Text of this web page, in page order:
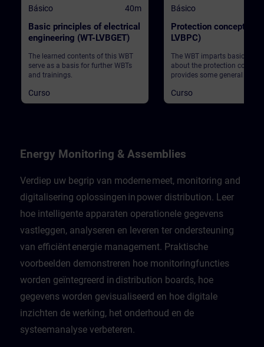
Básico 40m
Basic principles of electrical
engineering (WT-LVBGET)
The learned contents of this WBT
serve as a basis for further WBTs
and trainings.
Curso
Básico
Protection concept
LVBPC)
The WBT imparts basic
about the protection
provides some general
Curso
Energy Monitoring & Assemblies
Verdiep uw begrip van moderne meet, monitoring and
digitalisering oplossingen in power distribution. Leer
hoe intelligente apparaten operationele gegevens
vastleggen, analyseren en leveren ter ondersteuning
van efficiënt energie management. Praktische
voorbeelden demonstreren hoe monitoringfuncties
worden geïntegreerd in distribution boards, hoe
gegevens worden gevisualiseerd en hoe digitale
inzichten de werking, het onderhoud en de
systeemanalyse verbeteren.